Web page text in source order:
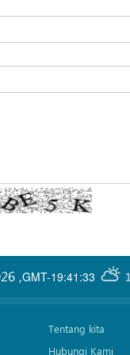
GMT-19:41:33
,
Tentang kita
Hubungi Kami